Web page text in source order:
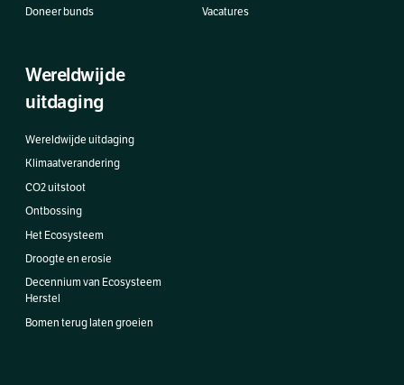
Doneer bunds
Vacatures
Wereldwijde
uitdaging
Wereldwijde uitdaging
Klimaatverandering
CO2 uitstoot
Ontbossing
Het Ecosysteem
Droogte en erosie
Decennium van Ecosysteem
Herstel
Bomen terug laten groeien